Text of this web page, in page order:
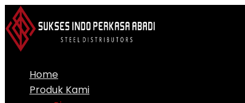
Skip
to
content
Home
Produk Kami